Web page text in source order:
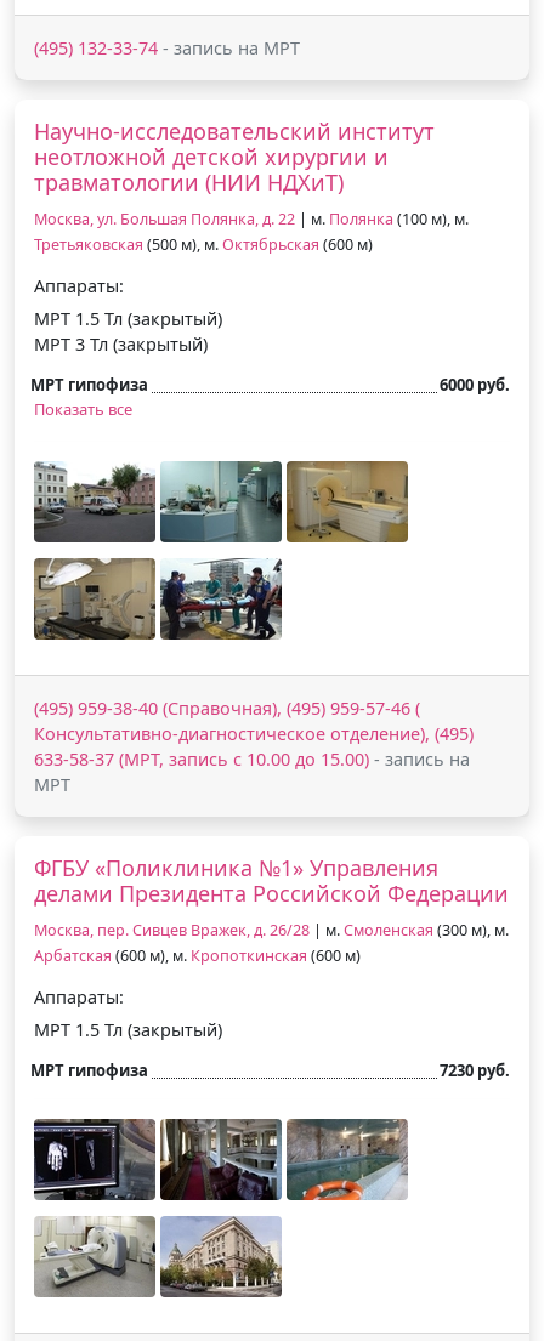
(495) 132-33-74 - запись на МРТ
Научно-исследовательский институт
неотложной детской хирургии и
травматологии (НИИ НДХиТ)
Москва, ул. Большая Полянка, д. 22 | м. Полянка (100 м), м.
Третьяковская (500 м), м.Октябрьская (600 м)
Аппараты:
МРТ 1.5 Тл (закрытый)
МРТ 3 Тл (закрытый)
МРТ гипофиза
6000 руб.
Показать все
(495) 959-38-40 (Справочная), (495) 959-57-46 (
Консультативно-диагностическое отделение), (495)
633-58-37 (МРТ, запись с 10.00 до 15.00) - запись на
МРТ
ФГБУ «Поликлиника №1» Управления
делами Президента Российской Федерации
Москва, пер. Сивцев Вражек, д. 26/28 | м.Смоленская (300 м), м.
Арбатская (600 м), м. Кропоткинская (600 м)
Аппараты:
МРТ 1.5 Тл (закрытый)
МРТ гипофиза 7230 руб.